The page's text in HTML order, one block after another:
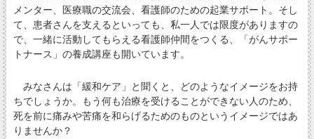
メンター、医療職の交流会、看護師のための起業サポート。そし
て、患者さんを支えるといっても、私一人では限度がありますの
で、一緒に活動してもらえる看護師仲間をつくる、「がんサポー
トナース」の養成講座も開いています。
みなさんは「緩和ケア」と聞くと、どのようなイメージをお持
ちでしょうか。もう何も治療を受けることができない人のため、
死を前に痛みや苦痛を和らげるためのものというイメージではあ
りませんか？